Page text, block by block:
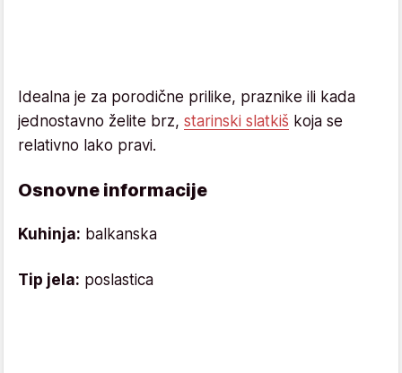
Idealna je za porodične prilike, praznike ili kada
jednostavno želite brz, starinski slatkiš koja se
relativno lako pravi.
Osnovne informacije
Kuhinja: balkanska
Tip jela: poslastica